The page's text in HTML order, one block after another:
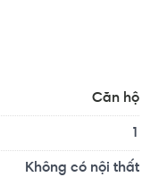
ngay sát các công
Mầm non Cỏ Ba
8.0km. Di
Căn hộ
1
Không có nội thất